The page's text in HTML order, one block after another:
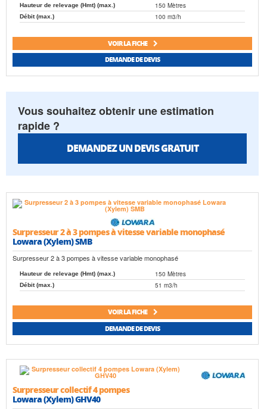
Hauteur de relevage (Hmt) (max.) 150 Mètres
Débit (max.) 100 m3/h
VOIR LA FICHE
DEMANDE DE DEVIS
Vous souhaitez obtenir une estimation
rapide ?
DEMANDEZ UN DEVIS GRATUIT
Surpresseur 2 à 3 pompes à vitesse variable monophasé
Lowara (Xylem) SMB
Surpresseur 2 à 3 pompes à vitesse variable monophasé
Hauteur de relevage (Hmt) (max.) 150 Mètres
Débit (max.) 51 m3/h
VOIR LA FICHE
DEMANDE DE DEVIS
Surpresseur collectif 4 pompes
Lowara (Xylem) GHV40